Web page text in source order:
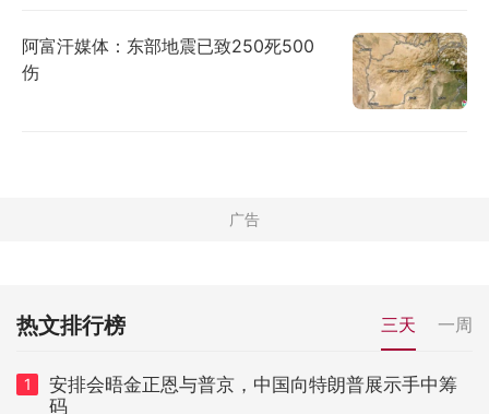
阿富汗媒体：东部地震已致250死500
伤
热文排行榜 三天 一周
1
安排会晤金正恩与普京，中国向特朗普展示手中筹
码